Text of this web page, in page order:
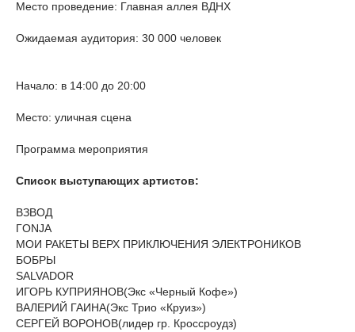
Место проведение: Главная аллея ВДНХ
Ожидаемая аудитория: 30 000 человек
Начало: в 14:00 до 20:00
Место: уличная сцена
Программа мероприятия
Список выступающих артистов:
ВЗВОД
ГONJA
МОИ РАКЕТЫ ВЕРХ ПРИКЛЮЧЕНИЯ ЭЛЕКТРОНИКОВ
БОБРЫ
SALVADOR
ИГОРЬ КУПРИЯНОВ(Экс «Черный Кофе»)
ВАЛЕРИЙ ГАИНА(Экс Трио «Круиз»)
СЕРГЕЙ ВОРОНОВ(лидер гр. Кроссроудз)